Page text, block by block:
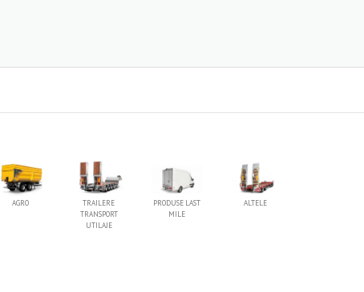
AGRO
TRAILERE
TRANSPORT
UTILAJE
PRODUSE LAST
MILE
ALTELE